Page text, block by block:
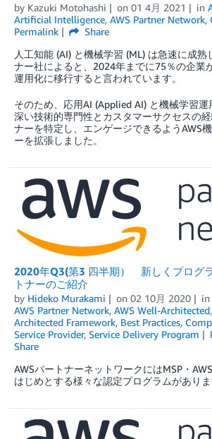
by Kazuki Motohashi on 01 4月 2021 in
Artificial Intelligence, AWS Partner Network,
Permalink
Share
人工知能 (AI) と機械学習 (ML) は急速に成熟
ナー社によると、2024年までに75％の企業
運用化に移行すると言われています。
そのため、応用AI (Applied AI) と機械学習運
深い技術的専門性とカスタマーサクセスの
ナーを特定し、エンゲージできるようAWS
ーを拡張しました。
2020年Q3(第3 四半期） 新しくプログ
トナーのご紹介
by Hideko Murakami on 02 10月 2020 in
AWS Partner Network, AWS Well-Architected,
Architected Framework, Best Practices,
Service Provider, Service Delivery Program
Share
AWSパートナーネットワークにはMSP・
はじめとする様々な認定プログラムがあり